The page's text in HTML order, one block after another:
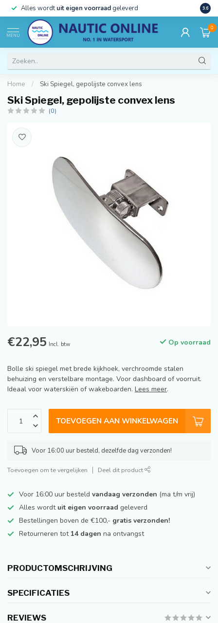
Alles wordtuit eigen voorraad geleverd 9.6
MENU
0
Home / Ski Spiegel, gepolijste convex lens
Ski Spiegel, gepolijste convex lens
(0)
€22,95 Incl. btw Op voorraad
Bolle ski spiegel met brede kijkhoek, verchroomde stalen
behuizing en verstelbare montage. Voor dashboard of voorruit.
Ideaal voor waterskiën of wakeboarden. Lees meer.
TOEVOEGEN AAN WINKELWAGEN
Voor 16:00 uur besteld, dezelfde dag verzonden!
Toevoegen om te vergelijken Deel dit product
Voor 16:00 uur besteld vandaag verzonden (ma t/m vrij)
Alles wordt uit eigen voorraad geleverd
Bestellingen boven de €100,- gratis verzonden!
Retourneren tot 14 dagen na ontvangst
PRODUCTOMSCHRIJVING
SPECIFICATIES
REVIEWS